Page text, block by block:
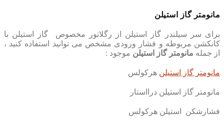
مانومتر گاز استیلن
برای سر سیلندر گاز استیلن از رگلاتور مخصوص گاز استیلن با
کانکشن مربوطه و فشار ورودی مشخص می توانید استفاده کنید ،
از جمله مانومتر گاز استیلن موجود :
مانومتر گاز استیلن هرکولس
مانومتر گاز استیلن درااستار
فشارشکن استیلن هرکولس